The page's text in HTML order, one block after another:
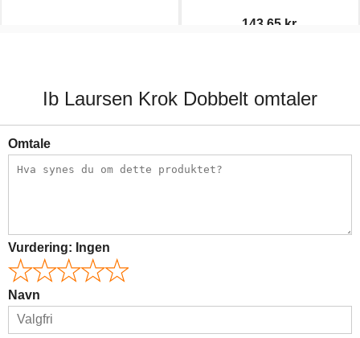
143,65 kr.
Ib Laursen Krok Dobbelt omtaler
Omtale
Vurdering: Ingen
Navn